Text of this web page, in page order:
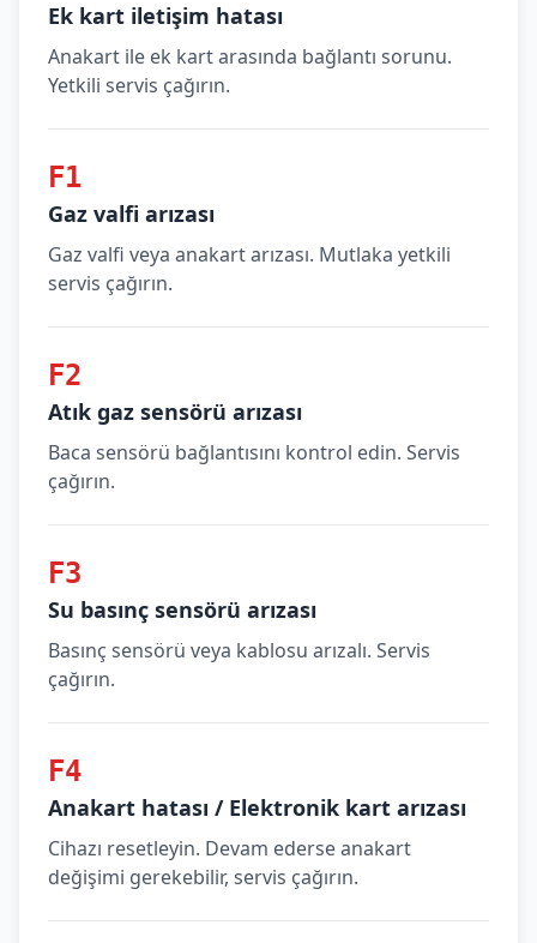
Ek kart iletişim hatası
Anakart ile ek kart arasında bağlantı sorunu.
Yetkili servis çağırın.
F1
Gaz valfi arızası
Gaz valfi veya anakart arızası. Mutlaka yetkili
servis çağırın.
F2
Atık gaz sensörü arızası
Baca sensörü bağlantısını kontrol edin. Servis
çağırın.
F3
Su basınç sensörü arızası
Basınç sensörü veya kablosu arızalı. Servis
çağırın.
F4
Anakart hatası / Elektronik kart arızası
Cihazı resetleyin. Devam ederse anakart
değişimi gerekebilir, servis çağırın.